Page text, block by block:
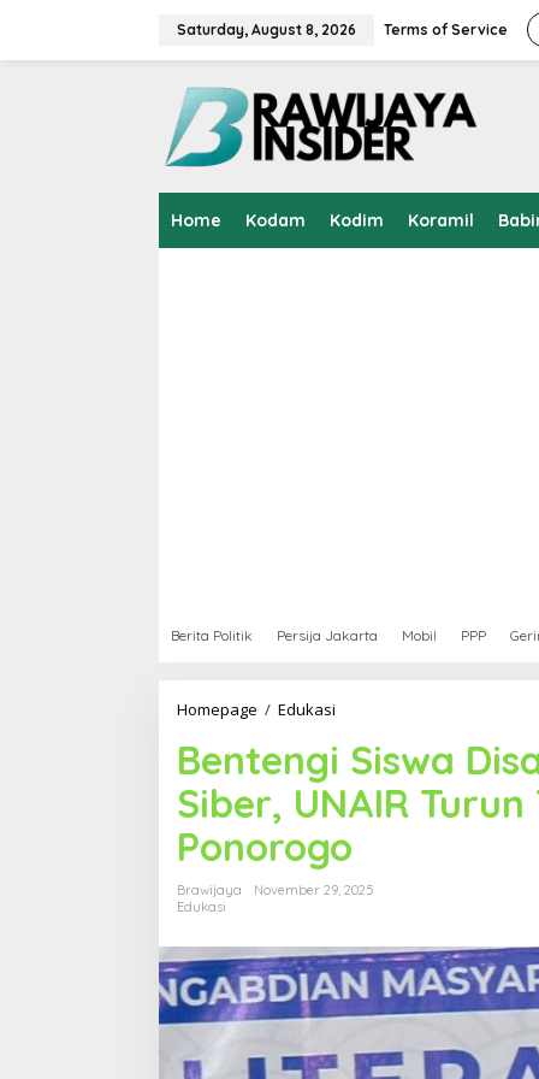
Saturday, August 8, 2026 Terms of Service
Home Kodam Kodim Koramil
Berita Politik Persija Jakarta Mobil PPP
Homepage / Edukasi
n
t
e
n
g
i
S
w
a
D
i
a
Bentengi Siswa
Siber, UNAIR
Ponorogo
Brawijaya
November 29, 2025
Edukasi